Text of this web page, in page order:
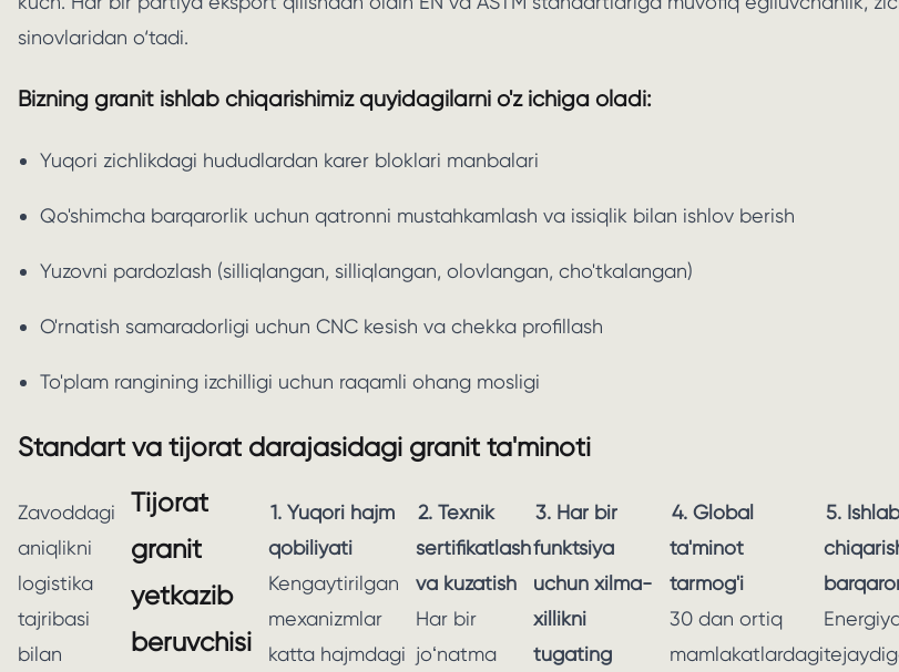
sinovlaridan o‘tadi.
Bizning granit ishlab chiqarishimiz quyidagilarni o'z ichiga oladi:
Yuqori zichlikdagi hududlardan karer bloklari manbalari
Qo'shimcha barqarorlik uchun qatronni mustahkamlash va issiqlik bilan ishlov berish
Yuzovni pardozlash (silliqlangan, silliqlangan, olovlangan, cho'tkalangan)
O'rnatish samaradorligi uchun CNC kesish va chekka profillash
To'plam rangining izchilligi uchun raqamli ohang mosligi
Standart va tijorat darajasidagi granit ta'minoti
Zavoddagi
aniqlikni
logistika
tajribasi
bilan
Tijorat
granit
yetkazib
beruvchisi
1. Yuqori hajm
qobiliyati
Kengaytirilgan
mexanizmlar
katta hajmdagi
2. Texnik
sertifikatlash
va kuzatish
Har bir
joʻnatma
3. Har bir
funktsiya
uchun xilma-
xillikni
tugating
4. Global
ta'minot
tarmog'i
30 dan ortiq
mamlakatlardagi
5. Ishlab